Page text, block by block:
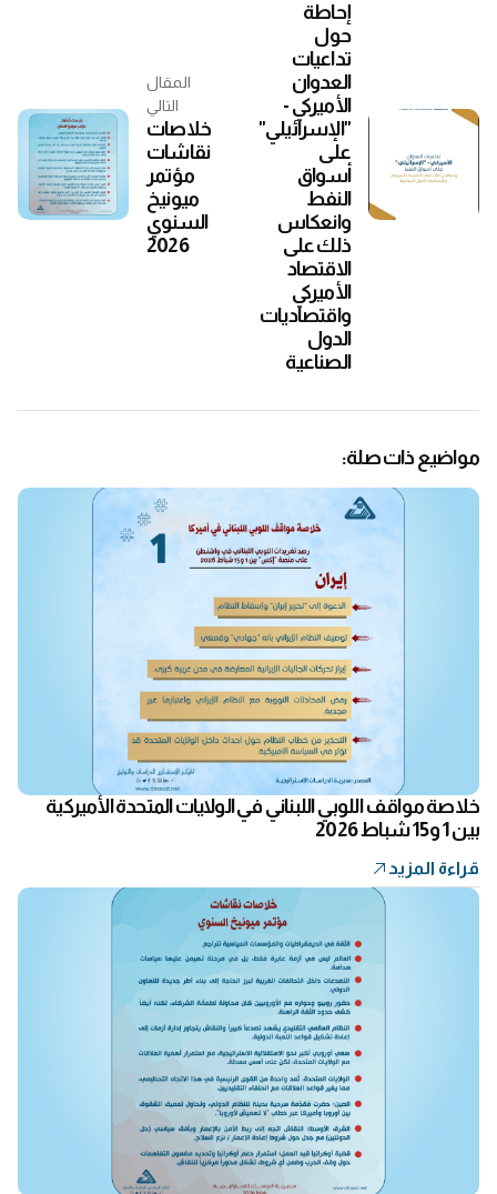
إحاطة
حول
تداعيات
العدوان
الأميركي -
"الإسرائيلي"
على
أسواق
النفط
وانعكاس
ذلك على
الاقتصاد
الأميركي
واقتصاديات
الدول
الصناعية
المقال
التالي
خلاصات
نقاشات
مؤتمر
ميونيخ
السنوي
2026
مواضيع ذات صلة:
خلاصة مواقف اللوبي اللبناني في الولايات المتحدة الأميركية
بين 1 و15 شباط 2026
قراءة المزيد